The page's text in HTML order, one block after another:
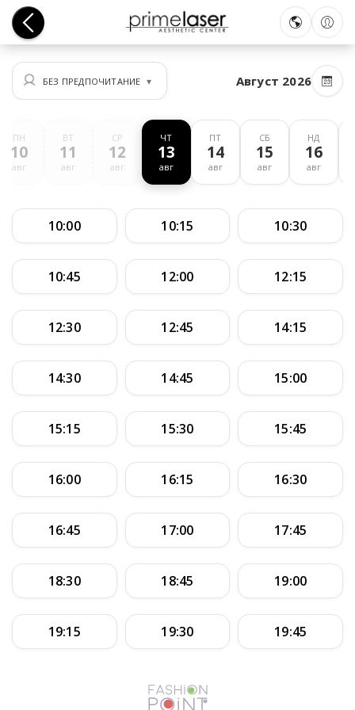
БЕЗ ПРЕДПОЧИТАНИЕ Август 2026
ПН
10
авг
ВТ
11
авг
СР
12
авг
ЧТ
13
авг
ПТ
14
авг
СБ
15
авг
НД
16
авг
10:00 10:15 10:30
10:45 12:00 12:15
12:30 12:45 14:15
14:30 14:45 15:00
15:15 15:30 15:45
16:00 16:15 16:30
16:45 17:00 17:45
18:30 18:45 19:00
19:15 19:30 19:45